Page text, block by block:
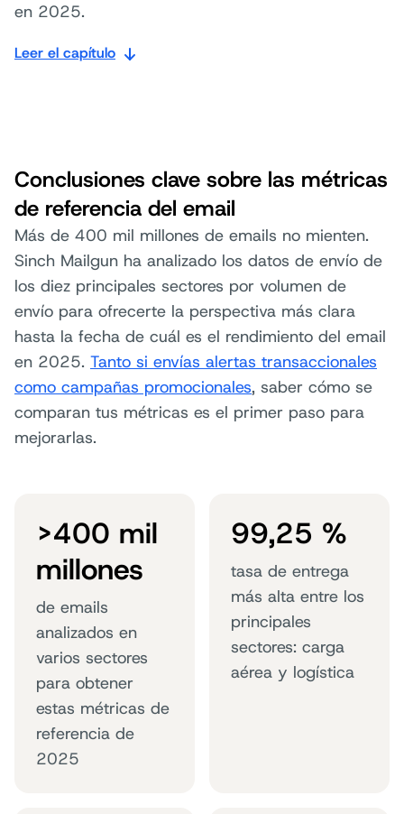
en 2025.
Leer el capítulo
Conclusiones clave sobre las métricas
de referencia del email
Más de 400 mil millones de emails no mienten.
Sinch Mailgun ha analizado los datos de envío de
los diez principales sectores por volumen de
envío para ofrecerte la perspectiva más clara
hasta la fecha de cuál es el rendimiento del email
en 2025. Tanto si envías alertas transaccionales
como campañas promocionales, saber cómo se
comparan tus métricas es el primer paso para
mejorarlas.
>400 mil
millones
de emails
analizados en
varios sectores
para obtener
estas métricas de
referencia de
2025
99,25 %
tasa de entrega
más alta entre los
principales
sectores: carga
aérea y logística